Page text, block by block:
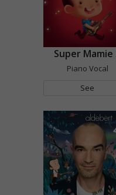
Super Mamie
Piano Vocal
See